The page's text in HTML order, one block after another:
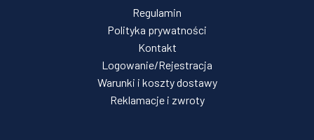
Regulamin
Polityka prywatności
Kontakt
Logowanie/Rejestracja
Warunki i koszty dostawy
Reklamacje i zwroty